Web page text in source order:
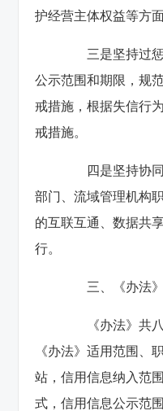
护经营主体权益等方
三是坚持过惩
公示范围和期限，规
戒措施，根据失信行
戒措施。
四是坚持协同
部门、流域管理机构
的互联互通、数据共
行。
三、《办法
《办法》共八
《办法》适用范围、
站，信用信息纳入范
式，信用信息公示范